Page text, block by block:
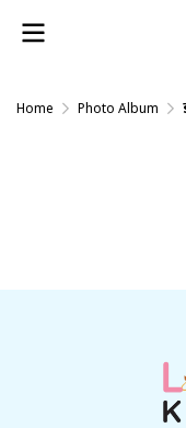
Home Photo Album